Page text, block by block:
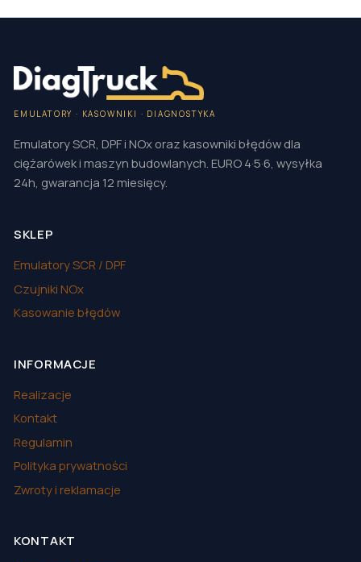
EMULATORY · KASOWNIKI · DIAGNOSTYKA
Emulatory SCR, DPF i NOx oraz kasowniki błędów dla
ciężarówek i maszyn budowlanych. EURO 4·5·6, wysyłka
24h, gwarancja 12 miesięcy.
SKLEP
Emulatory SCR / DPF
Czujniki NOx
Kasowanie błędów
INFORMACJE
Realizacje
Kontakt
Regulamin
Polityka prywatności
Zwroty i reklamacje
KONTAKT